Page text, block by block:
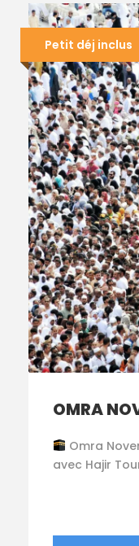
Petit déj inclus
OMRA
Omra
avec Hajir